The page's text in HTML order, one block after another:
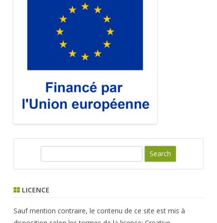
r
h
LICENCE
Sauf mention contraire, le contenu de ce site est mis à